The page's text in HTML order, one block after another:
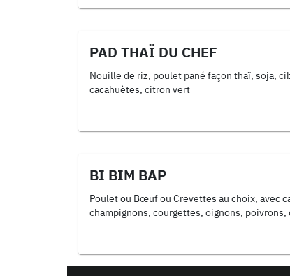
PAD THAÏ DU CHEF
Nouille de riz, poulet pané façon thaï, soja,
cacahuètes, citron vert
BI BIM BAP
Poulet ou Bœuf ou Crevettes au choix, avec carottes,
champignons, courgettes, oignons,